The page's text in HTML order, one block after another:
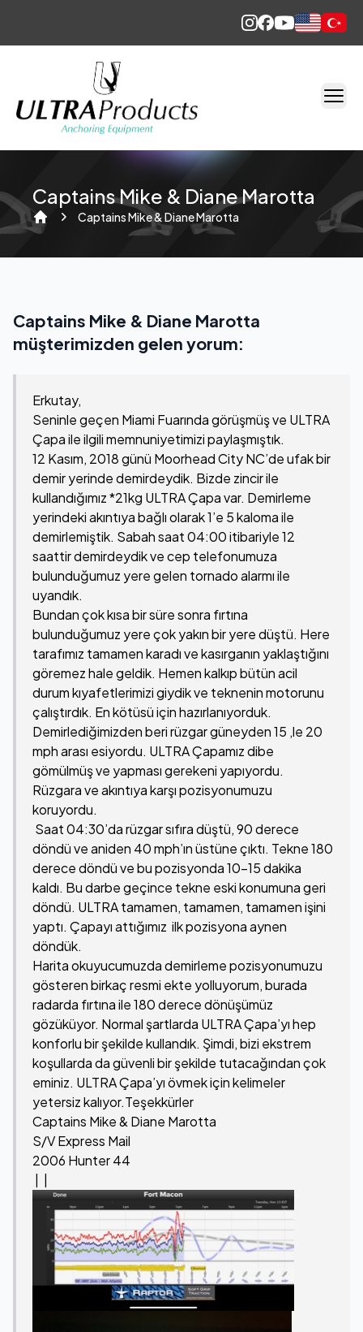
EnglishTürkçe
Captains Mike & Diane Marotta
Home
Captains Mike & Diane Marotta
Captains Mike & Diane Marotta
müşterimizden gelen yorum:
Erkutay,
Seninle geçen Miami Fuarında görüşmüş ve ULTRA
Çapa ile ilgili memnuniyetimizi paylaşmıştık.
12 Kasım, 2018 günü Moorhead City NC’de ufak bir
demir yerinde demirdeydik. Bizde zincir ile
kullandığımız *21kg ULTRA Çapa var. Demirleme
yerindeki akıntıya bağlı olarak 1’e 5 kaloma ile
demirlemiştik. Sabah saat 04:00 itibariyle 12
saattir demirdeydik ve cep telefonumuza
bulunduğumuz yere gelen tornado alarmı ile
uyandık.
Bundan çok kısa bir süre sonra fırtına
bulunduğumuz yere çok yakın bir yere düştü. Here
tarafımız tamamen karadı ve kasırganın yaklaştığını
göremez hale geldik. Hemen kalkıp bütün acil
durum kıyafetlerimizi giydik ve teknenin motorunu
çalıştırdık. En kötüsü için hazırlanıyorduk.
Demirlediğimizden beri rüzgar güneyden 15 ,le 20
mph arası esiyordu. ULTRA Çapamız dibe
gömülmüş ve yapması gerekeni yapıyordu.
Rüzgara ve akıntıya karşı pozisyonumuzu
koruyordu.
Saat 04:30’da rüzgar sıfıra düştü, 90 derece
döndü ve aniden 40 mph’ın üstüne çıktı. Tekne 180
derece döndü ve bu pozisyonda 10-15 dakika
kaldı. Bu darbe geçince tekne eski konumuna geri
döndü. ULTRA tamamen, tamamen, tamamen işini
yaptı. Çapayı attığımız ilk pozisyona aynen
döndük.
Harita okuyucumuzda demirleme pozisyonumuzu
gösteren birkaç resmi ekte yolluyorum, burada
radarda fırtına ile 180 derece dönüşümüz
gözüküyor. Normal şartlarda ULTRA Çapa’yı hep
konforlu bir şekilde kullandık. Şimdi, bizi ekstrem
koşullarda da güvenli bir şekilde tutacağından çok
eminiz. ULTRA Çapa’yı övmek için kelimeler
yetersiz kalıyor.Teşekkürler
Captains Mike & Diane Marotta
S/V Express Mail
2006 Hunter 44